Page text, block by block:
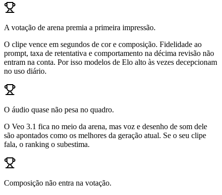
A votação de arena premia a primeira impressão.
O clipe vence em segundos de cor e composição. Fidelidade ao
prompt, taxa de retentativa e comportamento na décima revisão não
entram na conta. Por isso modelos de Elo alto às vezes decepcionam
no uso diário.
O áudio quase não pesa no quadro.
O Veo 3.1 fica no meio da arena, mas voz e desenho de som dele
são apontados como os melhores da geração atual. Se o seu clipe
fala, o ranking o subestima.
Composição não entra na votação.